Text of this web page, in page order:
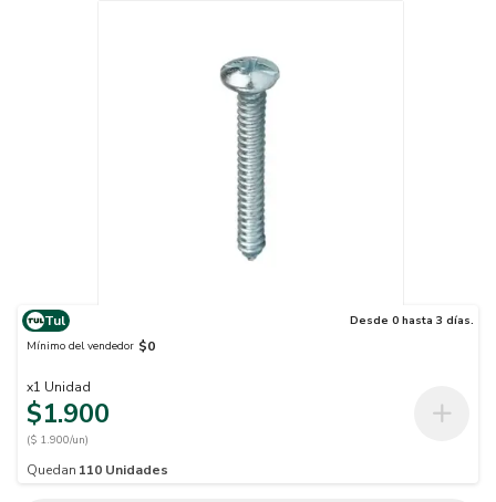
Tul
Desde 0 hasta 3 días.
Mínimo del vendedor $0
x1 Unidad
$1.900
($ 1.900/un)
Quedan 110 Unidades